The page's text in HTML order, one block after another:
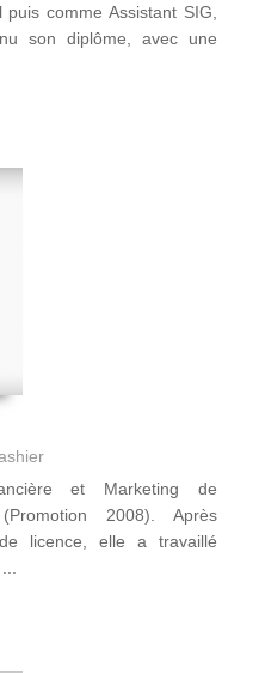
comme Assistant SIG,
son diplôme, avec une
et Marketing de
2008). Après
licence, elle a travaillé